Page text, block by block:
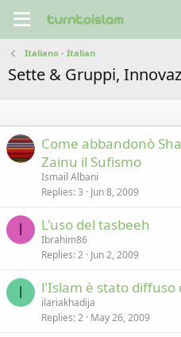
Italiano - Italian
Sette & Gruppi,
Come abbandonò
Zainu il Sufismo
Ismail Albani
Replies 3 Jun 8, 2009
I L'uso del tasbeeh
Ibrahim86
Replies 2 Jun 2, 2009
I l'Islam è stato diffuso
ilariakhadija
Replies 2 May 26, 2009